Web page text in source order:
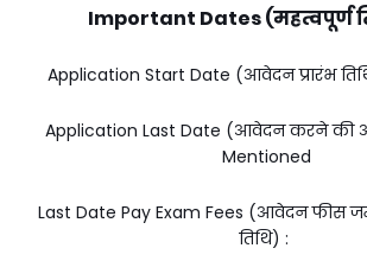
Important Dates (महत्वपूर्ण
Application Start Date (आवेदन प्रारंभ
Application Last Date (आवेदन करने की
Mentioned
Last Date Pay Exam Fees (आवेदन फीस
तिथि) :